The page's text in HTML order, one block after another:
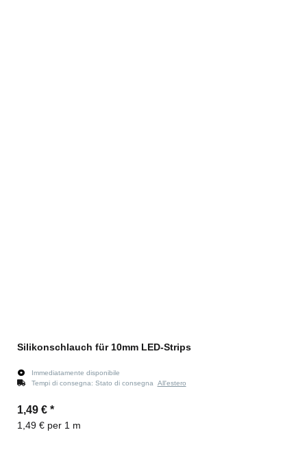
Silikonschlauch für 10mm LED-Strips
Immediatamente disponibile
Tempi di consegna: Stato di consegna All'estero
1,49 € *
1,49 € per 1 m